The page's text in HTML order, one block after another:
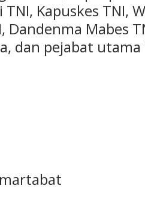
Kapuskes TNI,
Dandenma Mabes
dan pejabat utama